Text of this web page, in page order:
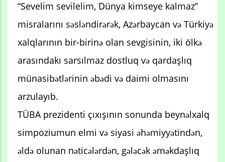
“Sevelim sevilelim, Dünya kimseye kalmaz”
misralarını səsləndirərək, Azərbaycan və Türkiyə
xalqlarının bir-birinə olan sevgisinin, iki ölkə
arasındakı sarsılmaz dostluq və qardaşlıq
münasibətlərinin əbədi və daimi olmasını
arzulayıb.
TÜBA prezidenti çıxışının sonunda beynəlxalq
simpoziumun elmi və siyasi əhəmiyyətindən,
əldə olunan nəticələrdən, gələcək əməkdaşlıq